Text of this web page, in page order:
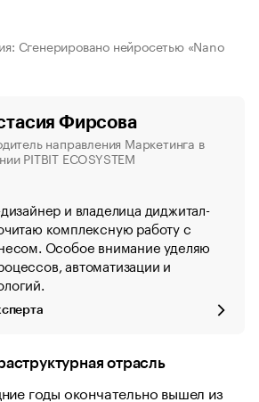
Сгенерировано нейросетью «Nano
Фирсова
направления Маркетинга в
PITBIT ECOSYSTEM
и владелица диджитал-
комплексную работу с
Особое внимание уделяю
автоматизации и
отрасль
годы окончательно вышел из